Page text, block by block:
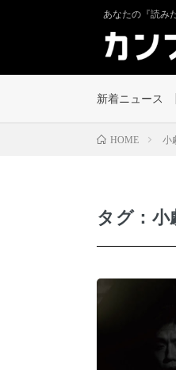
あなたの『読み
新着ニュース
HOME 小
タグ：小